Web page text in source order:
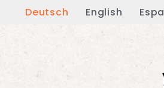
Deutsch English